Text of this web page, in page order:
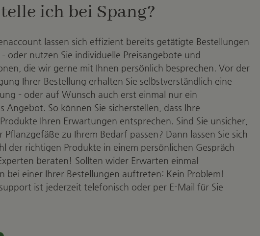
ich bei Spang?
lassen sich effizient bereits getätigte Bestellungen
oder nutzen Sie individuelle Preisangebote und
die wir gerne mit Ihnen persönlich besprechen. Vor der
Ihrer Bestellung erhalten Sie selbstverständlich eine
– oder auf Wunsch auch erst einmal nur ein
Angebot. So können Sie sicherstellen, dass Ihre
Ihren Erwartungen entsprechen. Sind Sie unsicher,
Pflanzgefäße zu Ihrem Bedarf passen? Dann lassen Sie sich
der richtigen Produkte in einem persönlichen Gespräch
beraten! Sollten wider Erwarten einmal
bei einer Ihrer Bestellungen auftreten: Kein Problem!
ist jederzeit telefonisch oder per E-Mail für Sie